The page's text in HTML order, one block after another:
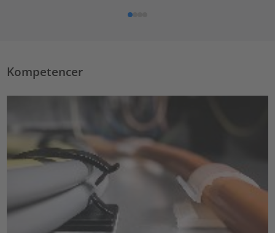
Kompetencer